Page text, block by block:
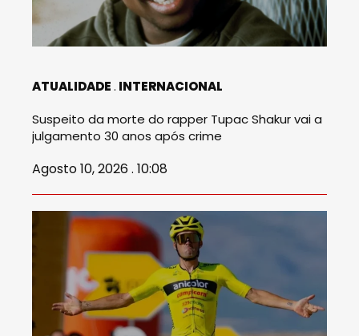
ATUALIDADE INTERNACIONAL
Suspeito da morte do rapper Tupac Shakur vai a
julgamento 30 anos após crime
Agosto 10, 2026 . 10:08